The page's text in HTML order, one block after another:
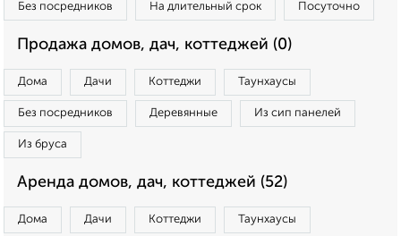
Без посредников На длительный срок Посуточно
Продажа домов, дач, коттеджей (0)
Дома Дачи Коттеджи Таунхаусы
Без посредников Деревянные Из сип панелей
Из бруса
Аренда домов, дач, коттеджей (52)
Дома Дачи Коттеджи Таунхаусы